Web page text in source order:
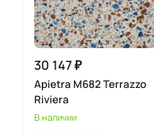
30 147 ₽
Apietra M682 Terrazzo
Riviera
В наличии